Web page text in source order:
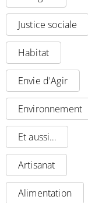
Justice sociale
Habitat
Envie d'Agir
Environnement
Et aussi…
Artisanat
Alimentation